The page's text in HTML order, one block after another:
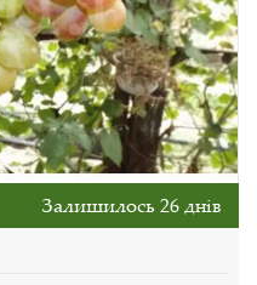
Залишилось 26 днів